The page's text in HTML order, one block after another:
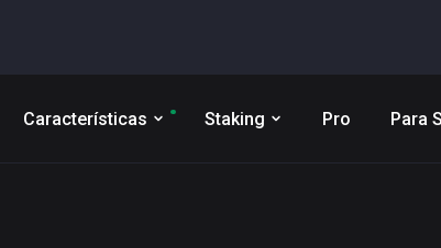
Características Staking Pro Para